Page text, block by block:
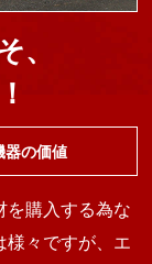
、
器の価値
を購入する為な
様々ですが、エ